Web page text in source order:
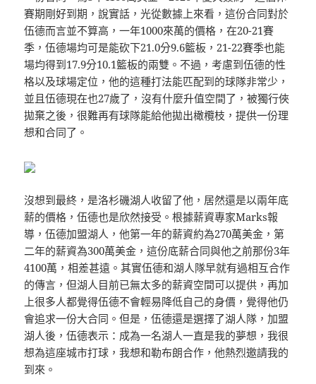
賽期剛好到期，說實話，光從數據上來看，這份合同對於
伍德而言並不算高，一年1000來萬的價格，在20-21賽
季，伍德場均可是能砍下21.0分9.6籃板，21-22賽季也能
場均得到17.9分10.1籃板的兩雙。不過，考慮到伍德的性
格以及球場定位，他的這種打法能匹配到的球隊非常少，
並且伍德現在也27歲了，沒有什麼升值空間了，被獨行俠
拋棄之後，很難再有球隊能給他拋出橄欖枝，提供一份理
想和合同了。
沒想到最終，是洛杉磯湖人收留了他，居然還是以兩年底
薪的價格，伍德也是欣然接受。根據薪資專家Marks報
導，伍德加盟湖人，他第一年的薪資約為270萬美金，第
二年的薪資為300萬美金，這份底薪合同與他之前那份3年
4100萬，相差甚遠。其實伍德和湖人隊早就有過相互合作
的傳言，但湖人目前已無太多的薪資空間可以提供，再加
上很多人都覺得伍德不會輕易降低自己的身價，覺得他仍
會追求一份大合同。但是，伍德還是選擇了湖人隊，加盟
湖人後，伍德表示：成為一名湖人一直是我的夢想，我很
想為這座城市打球，我想和勒布朗合作，他熱烈邀請我的
到來。